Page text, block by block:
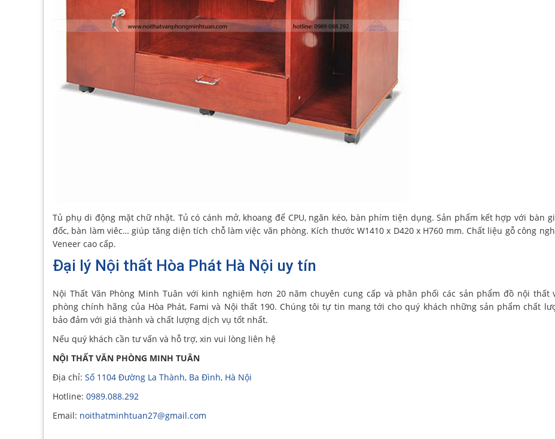
Tủ phụ di động mặt chữ nhật. Tủ có cánh mở, khoang để CPU, ngăn kéo, bàn phím tiện dụng. Sản phẩm kết hợp với bàn
đốc, bàn làm viêc… giúp tăng diện tích chỗ làm việc văn phòng. Kích thước W1410 x D420 x H760 mm. Chất liệu gỗ công
Veneer cao cấp.
Đại lý Nội thất Hòa Phát Hà Nội uy tín
Nội Thất Văn Phòng Minh Tuân với kinh nghiệm hơn 20 năm chuyên cung cấp và phân phối các sản phẩm đồ nội thất
phòng chính hãng của Hòa Phát, Fami và Nội thất 190. Chúng tôi tự tin mang tới cho quý khách những sản phẩm chất
bảo đảm với giá thành và chất lượng dịch vụ tốt nhất.
Nếu quý khách cần tư vấn và hỗ trợ, xin vui lòng liên hệ
NỘI THẤT VĂN PHÒNG MINH TUÂN
Địa chỉ: Số 1104 Đường La Thành, Ba Đình, Hà Nội
Hotline: 0989.088.292
Email: noithatminhtuan27@gmail.com